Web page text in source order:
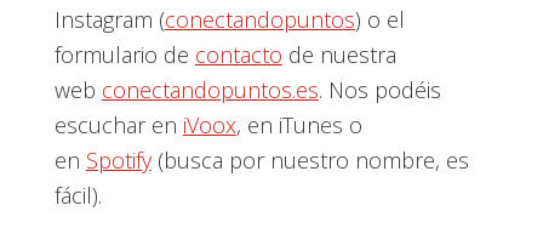
Instagram (conectandopuntos) o el
formulario de contacto de nuestra
web conectandopuntos.es. Nos podéis
escuchar en iVoox, en iTunes o
en Spotify(busca por nuestro nombre, es
fácil).